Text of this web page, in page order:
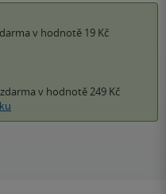
v hodnotě 19 Kč
v hodnotě 249 Kč